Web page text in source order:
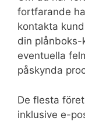
fortfarande
kontakta
din plånboks-
eventuella
påskynda
De flesta
inklusive e-